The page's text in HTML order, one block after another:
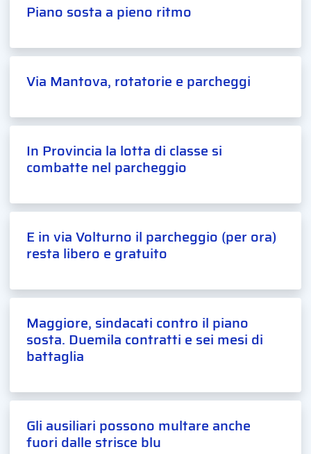
Piano sosta a pieno ritmo
Via Mantova, rotatorie e parcheggi
In Provincia la lotta di classe si
combatte nel parcheggio
E in via Volturno il parcheggio (per ora)
resta libero e gratuito
Maggiore, sindacati contro il piano
sosta. Duemila contratti e sei mesi di
battaglia
Gli ausiliari possono multare anche
fuori dalle strisce blu